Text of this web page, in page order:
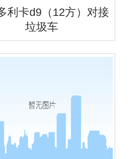
利卡d9（12方）对接
垃圾车